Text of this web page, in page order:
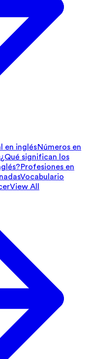
en inglésNúmeros en
¿Qué significan los
Profesiones en
Vocabulario
View All